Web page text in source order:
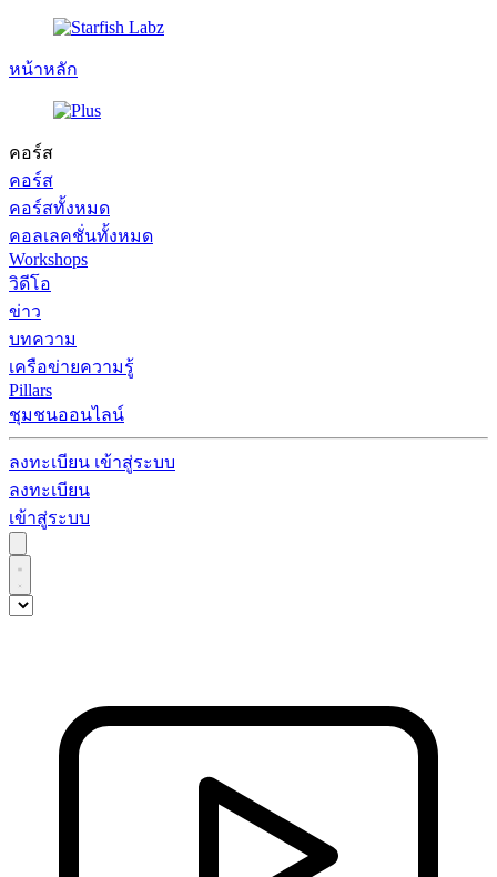
หน้าหลัก
คอร์ส
คอร์ส
คอร์สทั้งหมด
คอลเลคชั่นทั้งหมด
Workshops
วิดีโอ
ข่าว
บทความ
เครือข่ายความรู้
Pillars
ชุมชนออนไลน์
ลงทะเบียน เข้าสู่ระบบ
ลงทะเบียน
เข้าสู่ระบบ